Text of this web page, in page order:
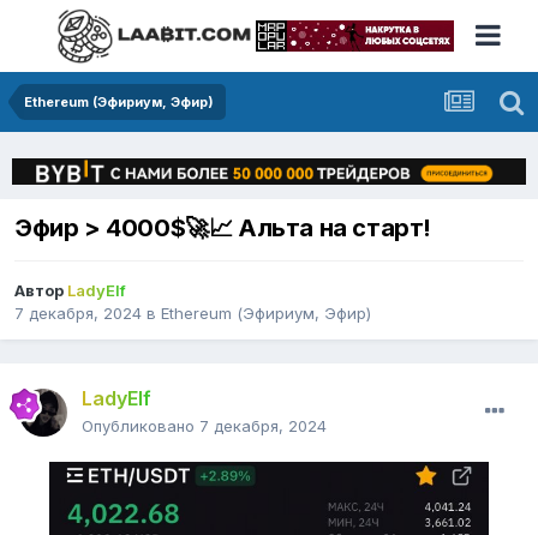
Ethereum (Эфириум, Эфир)
Эфир > 4000$🚀📈 Альта на старт!
Автор LadyElf
7 декабря, 2024 в Ethereum (Эфириум, Эфир)
LadyElf
Опубликовано 7 декабря, 2024